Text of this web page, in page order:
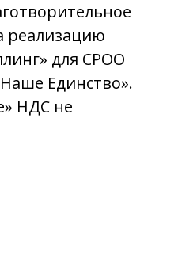
реализацию
для СРОО
Единство».
НДС не